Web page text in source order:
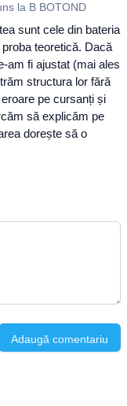
la B BOTOND
sunt cele din bateria
teoretică. Dacă
am fi ajustat (mai ales
structura lor fără
pe cursanți și
să explicăm pe
dorește să o
Adaugă comentariu